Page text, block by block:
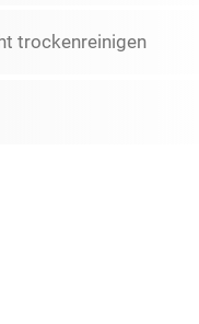
trockenreinigen